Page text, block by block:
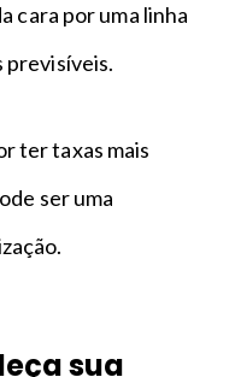
cara por uma linha
previsíveis.
ter taxas mais
ser uma
sua